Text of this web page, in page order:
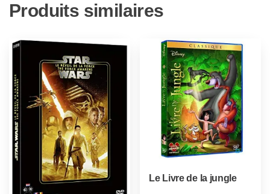
Produits similaires
Le Livre de la jungle